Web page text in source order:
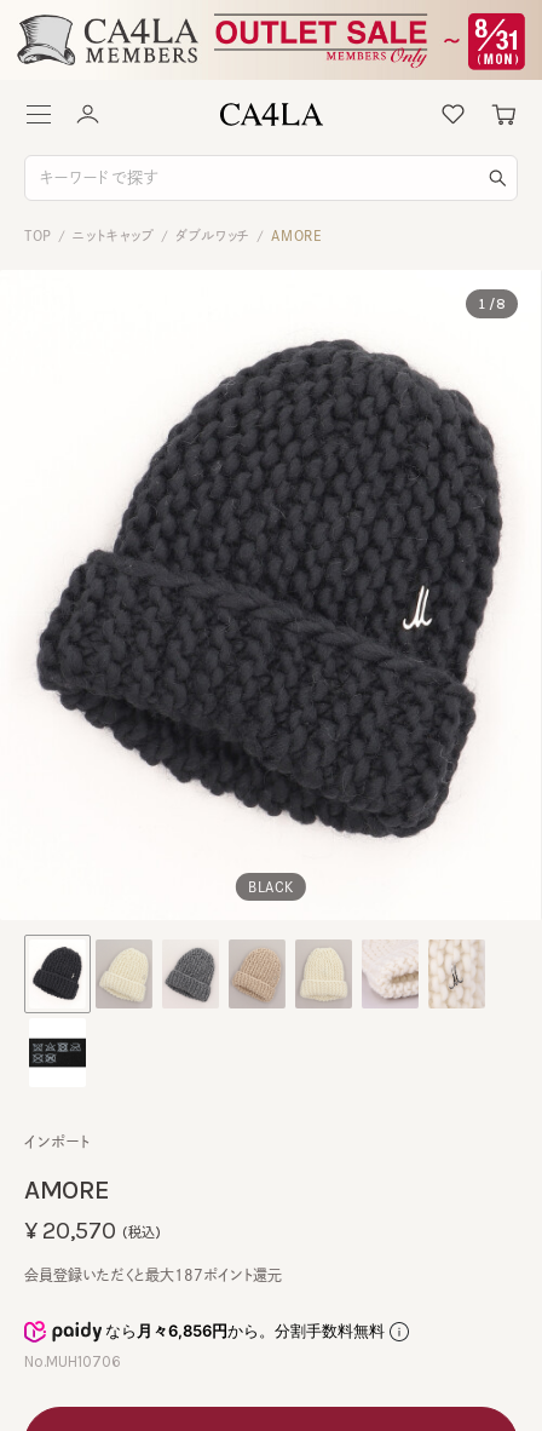
TOP / ニットキャップ / ダブルワッチ / AMORE
BLACK
1 /8
AMORE
インポート
なら月々6,856円から。分割手数料無料
No.MUH10706
¥20,570 (税込)
会員登録いただくと最大187ポイント還元